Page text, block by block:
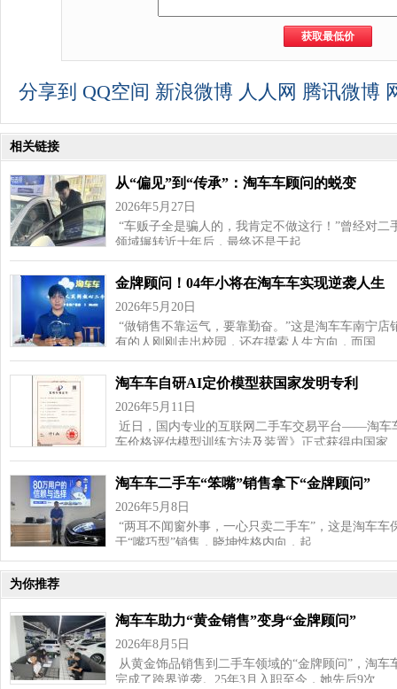
分享到 QQ空间 新浪微博 人人网 腾讯微博
相关链接
从“偏见”到“传承”：淘车车顾问的蜕变
2026年5月27日
“车贩子全是骗人的，我肯定不做这行！”曾经对
领域辗转近十年后，最终还是干起…
金牌顾问！04年小将在淘车车实现逆袭人生
2026年5月20日
“做销售不靠运气，要靠勤奋。”这是淘车车南宁
有的人刚刚走出校园，还在摸索人生方向，而国…
淘车车自研AI定价模型获国家发明专利
2026年5月11日
近日，国内专业的互联网二手车交易平台——淘车
车价格评估模型训练方法及装置》正式获得由国家
淘车车二手车“笨嘴”销售拿下“金牌顾问”
2026年5月8日
“两耳不闻窗外事，一心只卖二手车”，这是淘车
于“嘴巧型”销售，晓坤性格内向，起…
为你推荐
淘车车助力“黄金销售”变身“金牌顾问”
2026年8月5日
从黄金饰品销售到二手车领域的“金牌顾问”，淘
完成了跨界逆袭。25年3月入职至今，她先后9次…